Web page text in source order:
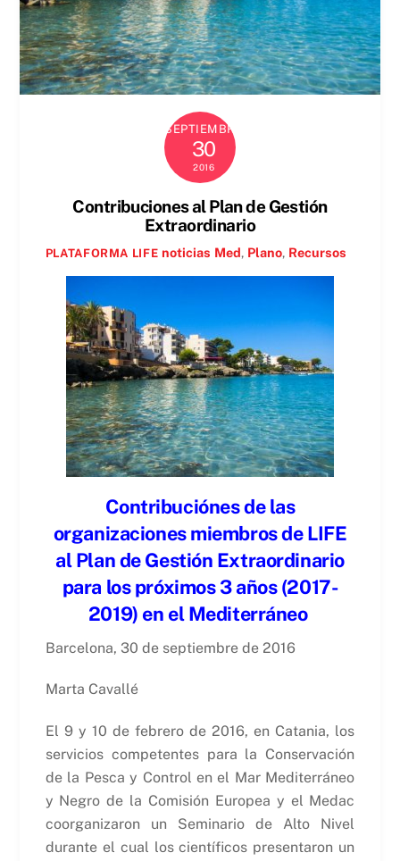
SEPTIEMBRE
30
2016
Contribuciones al Plan de Gestión
Extraordinario
PLATAFORMA LIFE noticias Med, Plano, Recursos
Contribuciónes de las
organizaciones miembros de LIFE
al Plan de Gestión Extraordinario
para los próximos 3 años (2017-
2019) en el Mediterráneo
Barcelona, 30 de septiembre de 2016
Marta Cavallé
El 9 y 10 de febrero de 2016, en Catania, los
servicios competentes para la Conservación
de la Pesca y Control en el Mar Mediterráneo
y Negro de la Comisión Europea y el Medac
coorganizaron un Seminario de Alto Nivel
durante el cual los científicos presentaron un